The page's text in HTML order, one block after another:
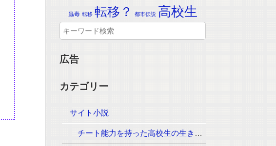
蟲毒 転移 転移？ 都市伝説 高校生
広告
カテゴリー
サイト小説
チート能力を持った高校生の生き残りをかけた長く短い七日間